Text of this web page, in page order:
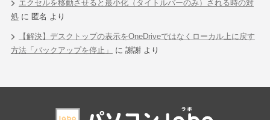
エクセルを移動させると最小化（タイトルバーのみ）される時の対
処に 匿名 より
【解決】デスクトップの表示をOneDriveではなくローカル上に戻す
方法「バックアップを停止」
に 謝謝より